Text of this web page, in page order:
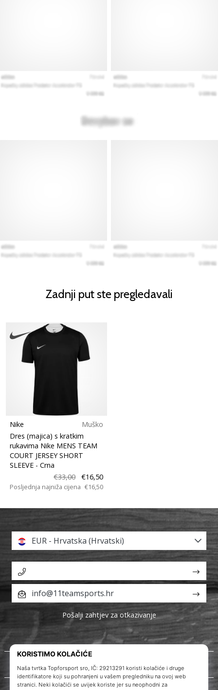
Zadnji put ste pregledavali
Nike
Muško
Dres (majica) s kratkim
rukavima Nike MENS TEAM
COURT JERSEY SHORT
SLEEVE - Crna
€33,00
€16,50
Posljednja najniža cijena €16,50
O nama
EUR - Hrvatska (Hrvatski)
info@11teamsports.hr
Pošalji zahtjev za otkazivanje